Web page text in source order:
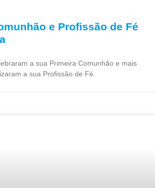
e Profissão de Fé
a sua Primeira Comunhão e mais
a sua Profissão de Fé.